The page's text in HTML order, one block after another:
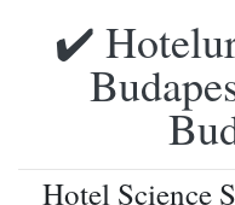
✔️
Hotel Science